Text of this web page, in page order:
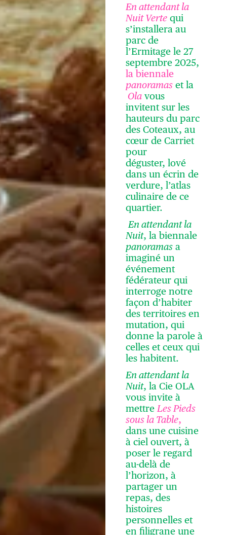
En attendant la
Nuit Verte qui
s’installera au
parc de
l’Ermitage le 27
septembre 2025,
la biennale
panoramas et la
Ola vous
invitent sur les
hauteurs du parc
des Coteaux, au
cœur de Carriet
pour
déguster, lové
dans un écrin de
verdure, l’atlas
culinaire de ce
quartier.
En attendant la
Nuit, la biennale
panoramas a
imaginé un
événement
fédérateur qui
interroge notre
façon d’habiter
des territoires en
mutation, qui
donne la parole à
celles et ceux qui
les habitent.
En attendant la
Nuit, la Cie OLA
vous invite à
mettre Les Pieds
sous la Table,
dans une cuisine
à ciel ouvert, à
poser le regard
au-delà de
l’horizon, à
partager un
repas, des
histoires
personnelles et
en filigrane une